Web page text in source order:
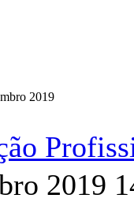
2019
2019